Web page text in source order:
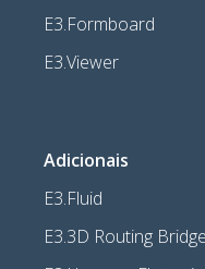
E3.Formboard
E3.Viewer
Adicionais
E3.Fluid
E3.3D Routing Bridge